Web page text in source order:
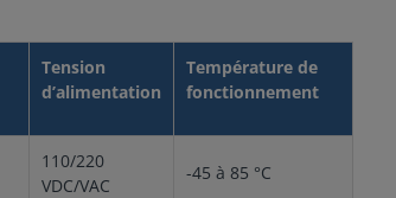
Tension
d’alimentation
Température de
fonctionnement
110/220
VDC/VAC
-45 à 85 °C